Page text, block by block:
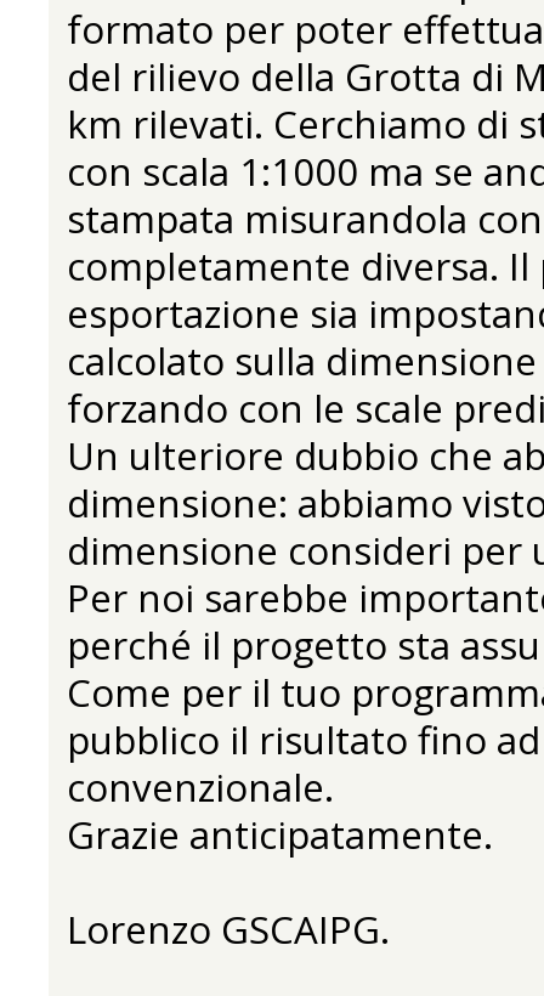
formato per poter
del rilievo della Grotta di
km rilevati. Cerchiamo di
con scala 1:1000 ma se
stampata misurandola
completamente diversa.
esportazione sia
calcolato sulla
forzando con le scale
Un ulteriore dubbio che
dimensione: abbiamo
dimensione consideri per
Per noi sarebbe
perché il progetto sta
Come per il tuo
pubblico il risultato fino
convenzionale.
Grazie anticipatamente.
Lorenzo GSCAIPG.